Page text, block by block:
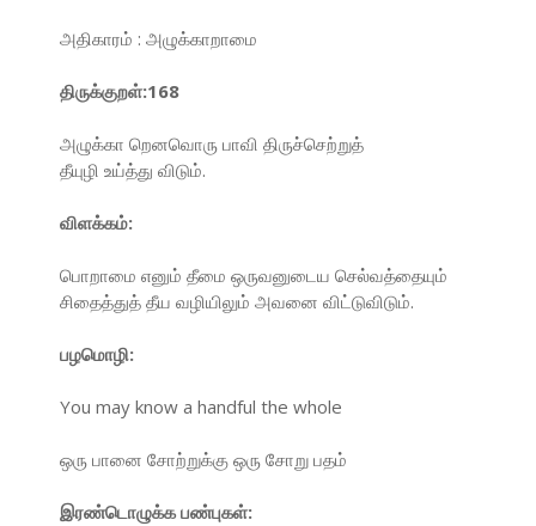
அதிகாரம் : அழுக்காறாமை
திருக்குறள்:168
அழுக்கா றெனவொரு பாவி திருச்செற்றுத்
தீயுழி உய்த்து விடும்.
விளக்கம்:
பொறாமை எனும் தீமை ஒருவனுடைய செல்வத்தையும்
சிதைத்துத் தீய வழியிலும் அவனை விட்டுவிடும்.
பழமொழி:
You may know a handful the whole
ஒரு பானை சோற்றுக்கு ஒரு சோறு பதம்
இரண்டொழுக்க பண்புகள்: